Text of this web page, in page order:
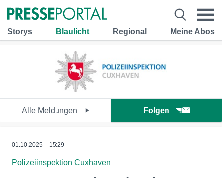
Storys Blaulicht Regional Meine Abos
Alle Meldungen Folgen
01.10.2025 – 15:29
Polizeiinspektion Cuxhaven